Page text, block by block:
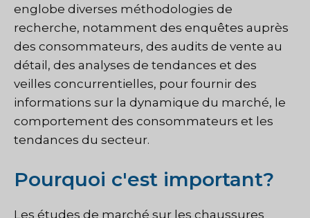
englobe diverses méthodologies de
recherche, notamment des enquêtes auprès
des consommateurs, des audits de vente au
détail, des analyses de tendances et des
veilles concurrentielles, pour fournir des
informations sur la dynamique du marché, le
comportement des consommateurs et les
tendances du secteur.
Pourquoi c'est important?
Les études de marché sur les chaussures